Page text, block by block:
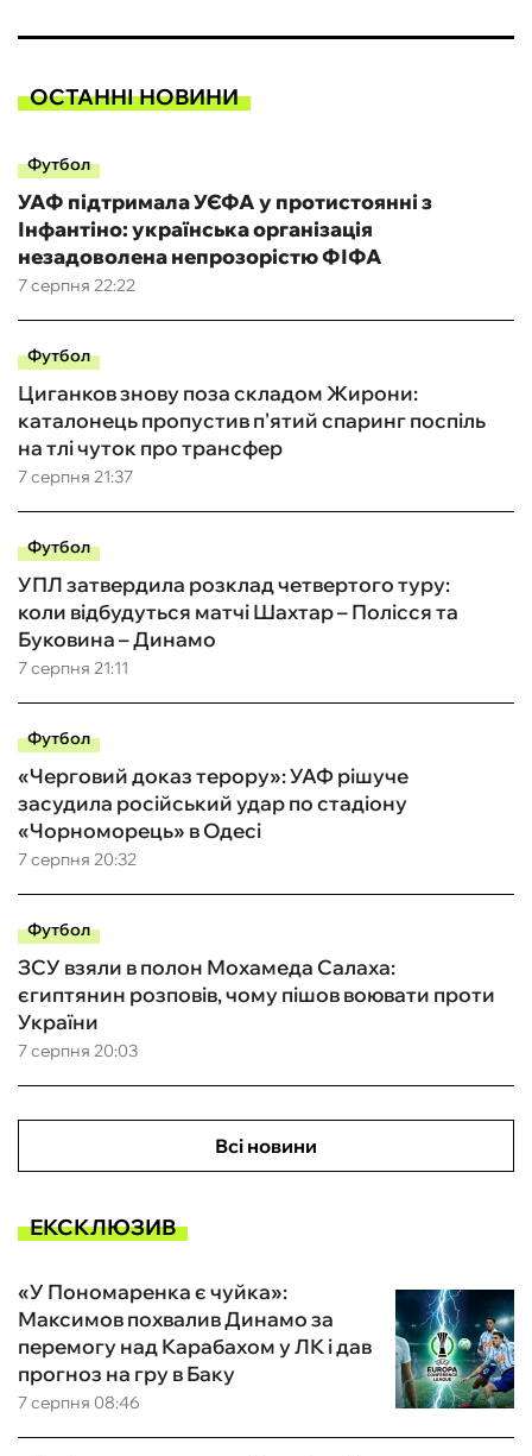
ОСТАННІ НОВИНИ
Футбол
7 серпня 22:22
УАФ підтримала УЄФА у протистоянні з
Інфантіно: українська організація
незадоволена непрозорістю ФІФА
Футбол
7 серпня 21:37
Циганков знову поза складом Жирони:
каталонець пропустив п'ятий спаринг поспіль
на тлі чуток про трансфер
Футбол
7 серпня 21:11
УПЛ затвердила розклад четвертого туру:
коли відбудуться матчі Шахтар – Полісся та
Буковина – Динамо
Футбол
7 серпня 20:32
«Черговий доказ терору»: УАФ рішуче
засудила російський удар по стадіону
«Чорноморець» в Одесі
Футбол
7 серпня 20:03
ЗСУ взяли в полон Мохамеда Салаха:
єгиптянин розповів, чому пішов воювати проти
України
Всі новини
ЕКСКЛЮЗИВ
7 серпня 08:46
«У Пономаренка є чуйка»:
Максимов похвалив Динамо за
перемогу над Карабахом у ЛК і дав
прогноз на гру в Баку